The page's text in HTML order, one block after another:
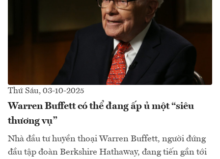
Thứ Sáu, 03-10-2025
Warren Buffett có thể đang ấp ủ một “siêu
thương vụ”
Nhà đầu tư huyền thoại Warren Buffett, người đứng
đầu tập đoàn Berkshire Hathaway, đang tiến gần tới